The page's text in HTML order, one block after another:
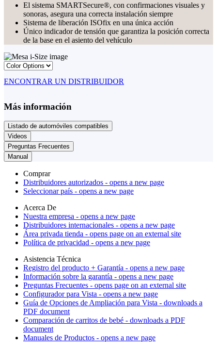
El sistema SMARTSecure®, con confirmaciones visuales y
sonoras, asegura una correcta instalación siempre
Sistema de liberación ISOfix en una única acción
Único indicador de tensión que garantiza la posición correcta
de la base en el asiento del vehículo
ENCONTRAR UN DISTRIBUIDOR
Más información
Listado de automóviles compatibles
Videos
Preguntas Frecuentes
Manual
Comprar
Distribuidores autorizados - opens a new page
Seleccionar país - opens a new page
Acerca De
Nuestra empresa - opens a new page
Distribuidores internacionales - opens a new page
Área privada tienda - opens page on an external site
Política de privacidad - opens a new page
Asistencia Técnica
Registro del producto + Garantía - opens a new page
Información sobre la garantía - opens a new page
Preguntas Frecuentes - opens page on an external site
Configurador para Vista - opens a new page
Guía de Opciones de Ampliación para Vista - downloads a
PDF document
Comparación de carritos de bebé - downloads a PDF
document
Manuales de Productos - opens a new page